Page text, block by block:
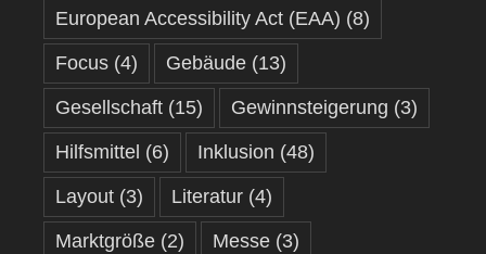
European Accessibility Act (EAA) (8)
Focus (4) Gebäude (13)
Gesellschaft (15) Gewinnsteigerung (3)
Hilfsmittel (6) Inklusion (48)
Layout (3) Literatur (4)
Marktgröße (2) Messe (3)